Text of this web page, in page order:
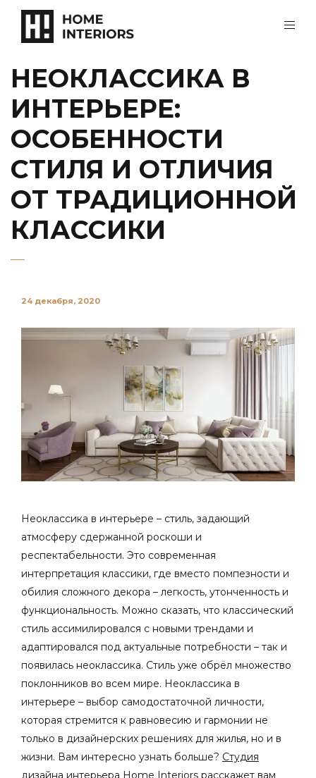
НЕОКЛАССИКА В
ИНТЕРЬЕРЕ:
ОСОБЕННОСТИ
СТИЛЯ И ОТЛИЧИЯ
ОТ ТРАДИЦИОННОЙ
КЛАССИКИ
24 декабря, 2020
Неоклассика в интерьере – стиль, задающий
атмосферу сдержанной роскоши и
респектабельности. Это современная
интерпретация классики, где вместо помпезности и
обилия сложного декора – легкость, утонченность и
функциональность. Можно сказать, что классический
стиль ассимилировался с новыми трендами и
адаптировался под актуальные потребности – так и
появилась неоклассика. Стиль уже обрёл множество
поклонников во всем мире. Неоклассика в
интерьере – выбор самодостаточной личности,
которая стремится к равновесию и гармонии не
только в дизайнерских решениях для жилья, но и в
жизни. Вам интересно узнать больше? Студия
дизайна интерьера Home Interiors расскажет вам